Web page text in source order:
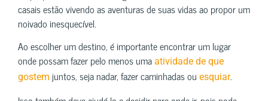
casais estão vivendo as aventuras de suas vidas ao propor um
noivado inesquecível.
Ao escolher um destino, é importante encontrar um lugar
onde possam fazer pelo menos uma atividade de que
gostem juntos, seja nadar, fazer caminhadas ou esquiar.